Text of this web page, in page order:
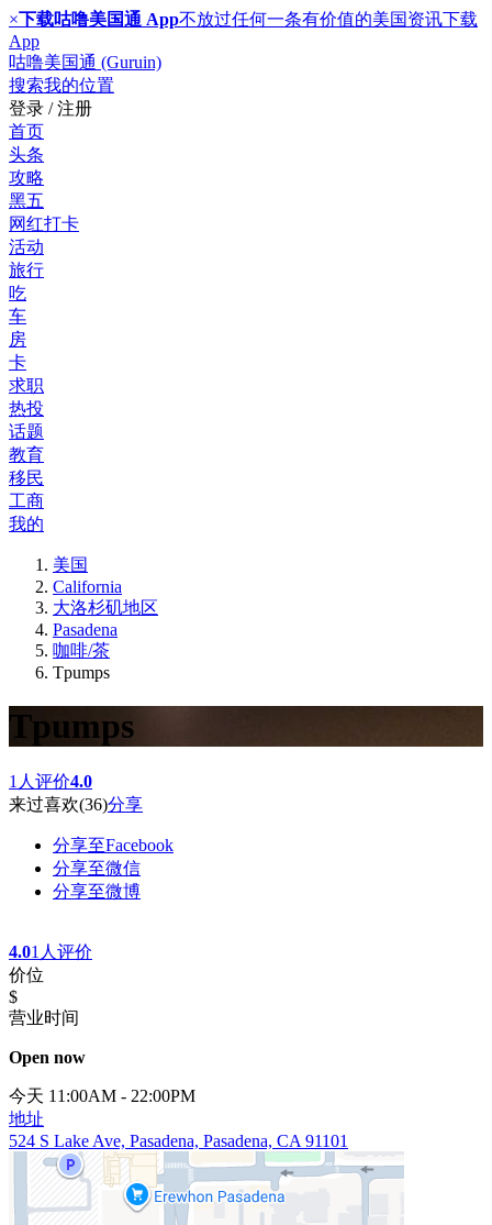
×下载咕噜美国通 App不放过任何一条有价值的美国资讯下载
App
咕噜美国通 (Guruin)
搜索我的位置
登录 / 注册
首页
头条
攻略
黑五
网红打卡
活动
旅行
吃
车
房
卡
求职
热投
话题
教育
移民
工商
我的
美国
California
大洛杉矶地区
Pasadena
咖啡/茶
Tpumps
Tpumps
1人评价4.0
来过喜欢(36)分享
分享至Facebook
分享至微信
分享至微博
4.01人评价
价位
$
营业时间
Open now
今天 11:00AM - 22:00PM
地址
524 S Lake Ave, Pasadena, Pasadena, CA 91101